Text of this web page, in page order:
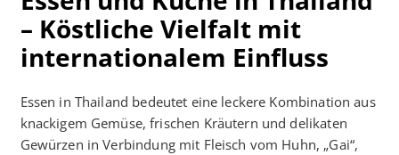
– Köstliche Vielfalt mit
internationalem Einfluss
Essen in Thailand bedeutet eine leckere Kombination aus
knackigem Gemüse, frischen Kräutern und delikaten
Gewürzen in Verbindung mit Fleisch vom Huhn, „Gai“,